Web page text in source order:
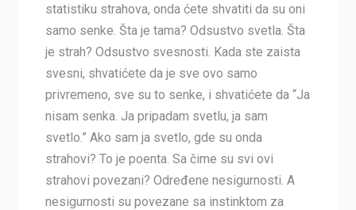
statistiku strahova, onda ćete shvatiti da su oni
samo senke. Šta je tama? Odsustvo svetla. Šta
je strah? Odsustvo svesnosti. Kada ste zaista
svesni, shvatićete da je sve ovo samo
privremeno, sve su to senke, i shvatićete da “Ja
nisam senka. Ja pripadam svetlu, ja sam
svetlo.” Ako sam ja svetlo, gde su onda
strahovi? To je poenta. Sa čime su svi ovi
strahovi povezani? Određene nesigurnosti. A
nesigurnosti su povezane sa instinktom za